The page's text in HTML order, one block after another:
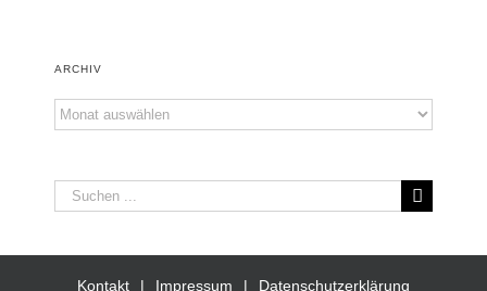
ARCHIV
Archiv
Suche
Kontakt Impressum Datenschutzerklärung